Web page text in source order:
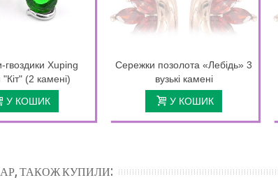
гвоздики Xuping
"Кіт" (2 камені)
У КОШИК
Сережки позолота «Лебідь» 3
вузькі камені
У КОШИК
ТАКОЖ КУПИЛИ: